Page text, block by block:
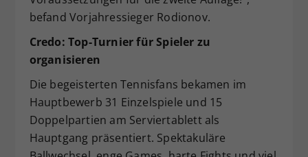
befand Vorjahressieger Rodionov.
Credo: Top-Turnier für Spieler zu
organisieren
Die begeisterten Tennisfans bekamen im
Hauptbewerb 31 Einzelspiele und 15
Doppelpartien am Serviertablett als
Hauptgang präsentiert. Spektakuläre